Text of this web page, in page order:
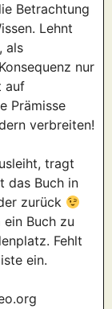
Betrachtung
Lehnt
als
nur
auf
Prämisse
verbreiten!
tragt
das Buch in
zurück
Buch zu
Fehlt
ein.